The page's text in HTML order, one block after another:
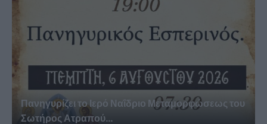
Πανηγυρίζει το Ιερό Ναΐδριο Μεταμορφώσεως του
Σωτήρος Ατραπού...